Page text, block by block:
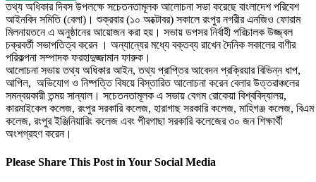
তথ্য অধিকার দিবস উপলক্ষে সচেতনতামূলক আলোচনা সভা করেছে বাংলাদেশ পরিবেশ
আইনবিদ সমিতি (বেলা)। শুক্রবার (১০ অক্টোবর) সকালে রংপুর নগরীর এনজিও ফোরাম
মিলনায়তনে এ অনুষ্ঠানের আয়োজন করা হয়। সভায় ডপসর নির্বাহী পরিচালক উজ্জ্বল
চক্রবর্তী সভাপতিত্ব করেন । অন্যান্যের মধ্যে বক্তব্য রাখেন দৈনিক সকালের বাণীর
পরিকল্পনা সম্পাদক ফরহাদুজ্জামান ফারুক।
আলোচনা সভায় তথ্য অধিকার আইন, তথ্য প্রাপ্তির আবেদন প্রক্রিয়ার বিভিন্ন ধাপ,
আপিল, অভিযোগ ও নিষ্পত্তি বিষয়ে বিস্তারিত আলোচনা করেন বেলার উত্তরাঞ্চলের
সমন্বয়কারী তন্ময় সান্যাল। সচেতনতামূলক এ সভায় বেগম রোকেয়া বিশ্ববিদ্যালয়,
কারমাইকেল কলেজ, রংপুর সরকারি কলেজ, হারাগাছ সরকারি কলেজ, মাহিগঞ্জ কলেজ, বিএম
কলেজ, রংপুর ইঞ্জিনিয়ারিং কলেজ এবং পীরগাছা সরকারি কলেজের ৩০ জন শিক্ষার্থী
অংশগ্রহণ করেন।
Please Share This Post in Your Social Media